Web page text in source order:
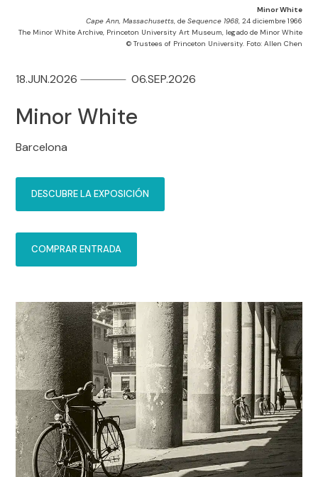
Minor White
Cape Ann, Massachusetts, de Sequence 1968, 24 diciembre 1966
The Minor White Archive, Princeton University Art Museum, legado de Minor White
© Trustees of Princeton University. Foto: Allen Chen
18.JUN.2026 06.SEP.2026
Minor White
Barcelona
DESCUBRE LA EXPOSICIÓN
COMPRAR ENTRADA